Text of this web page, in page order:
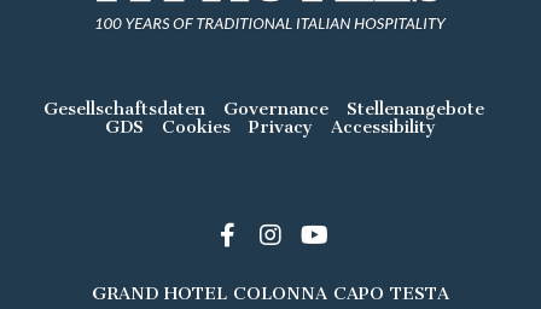
Gesellschaftsdaten Governance
Stellenangebote
GDS
Cookies Privacy Accessibility
GRAND HOTEL COLONNA CAPO TESTA